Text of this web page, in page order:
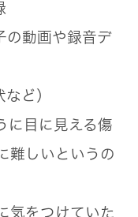
の動画や録音デ
ど）
に目に見える傷
難しい というの
気をつけていた